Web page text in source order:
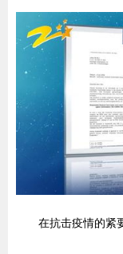
在抗击疫情的紧